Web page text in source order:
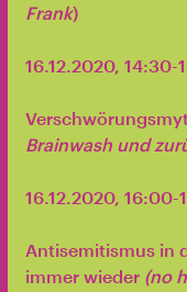
Frank)
16.12.2020, 14:30-
Brainwash und
16.12.2020, 16:00-
Antisemitismus in
immer wieder (no